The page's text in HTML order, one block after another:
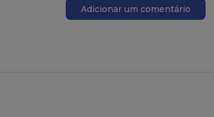
Adicionar um comentário